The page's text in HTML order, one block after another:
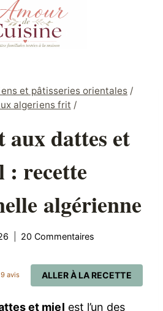
et pâtisseries orientales /
algeriens frit /
dattes et
: recette
algérienne
20 Commentaires
ALLER À LA RECETTE
9 avis
et miel est l’un des